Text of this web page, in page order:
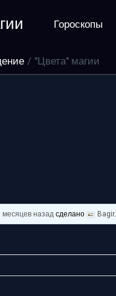
Гороскопы
"Цвета" магии
месяцев назадсделано Bagir.